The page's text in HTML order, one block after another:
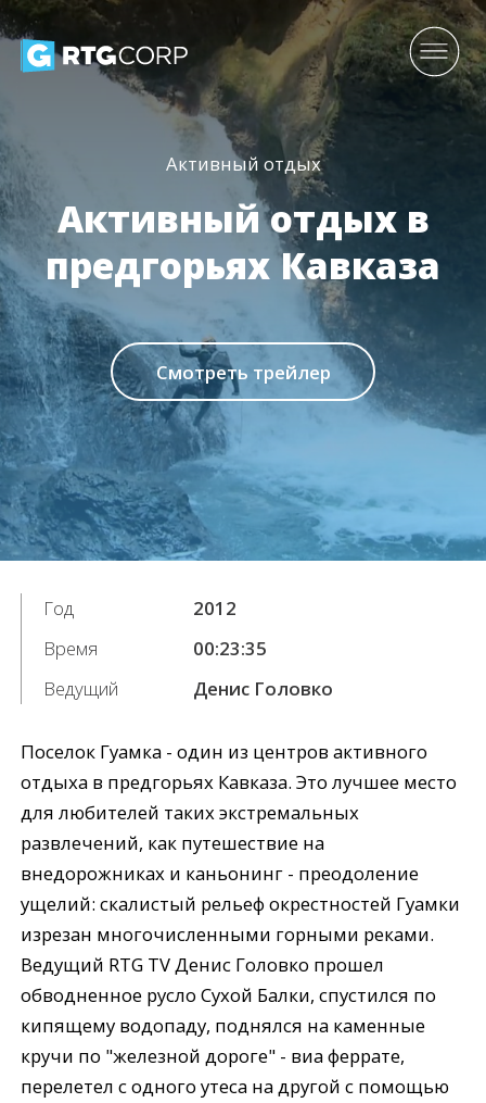
Активный отдых
Активный отдых в
предгорьях Кавказа
Смотреть трейлер
Год
2012
Время
00:23:35
Ведущий
Денис Головко
Поселок Гуамка - один из центров активного
отдыха в предгорьях Кавказа. Это лучшее место
для любителей таких экстремальных
развлечений, как путешествие на
внедорожниках и каньонинг - преодоление
ущелий: скалистый рельеф окрестностей Гуамки
изрезан многочисленными горными реками.
Ведущий RTG TV Денис Головко прошел
обводненное русло Сухой Балки, спустился по
кипящему водопаду, поднялся на каменные
кручи по "железной дороге" - виа феррате,
перелетел с одного утеса на другой с помощью